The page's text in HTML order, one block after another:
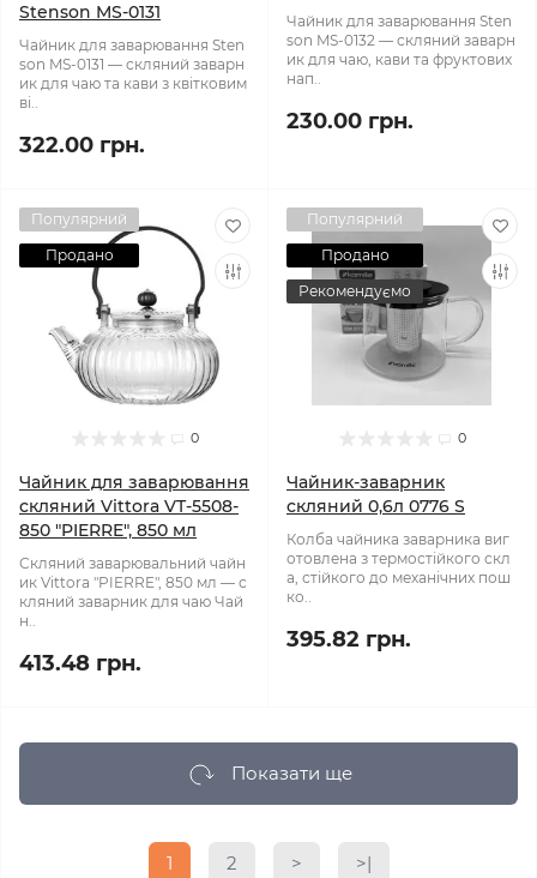
Stenson MS-0131
Чайник для заварювання Sten
son MS-0131 — скляний заварн
ик для чаю та кави з квітковим
ві..
322.00 грн.
Чайник для заварювання Sten
son MS-0132 — скляний заварн
ик для чаю, кави та фруктових
нап..
230.00 грн.
Популярний
Продано
0
Чайник для заварювання
скляний Vittora VT-5508-
850 "PIERRE", 850 мл
Скляний заварювальний чайн
ик Vittora "PIERRE", 850 мл — с
кляний заварник для чаю Чай
н..
413.48 грн.
Популярний
Продано
Рекомендуємо
0
Чайник-заварник
скляний 0,6л 0776 S
Колба чайника заварника виг
отовлена ​​з термостійкого скл
а, стійкого до механічних пош
ко..
395.82 грн.
Показати ще
1 2 > >|